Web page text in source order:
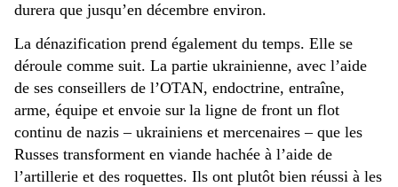
durera que jusqu’en décembre environ.
La dénazification prend également du temps. Elle se
déroule comme suit. La partie ukrainienne, avec l’aide
de ses conseillers de l’OTAN, endoctrine, entraîne,
arme, équipe et envoie sur la ligne de front un flot
continu de nazis – ukrainiens et mercenaires – que les
Russes transforment en viande hachée à l’aide de
l’artillerie et des roquettes. Ils ont plutôt bien réussi à les